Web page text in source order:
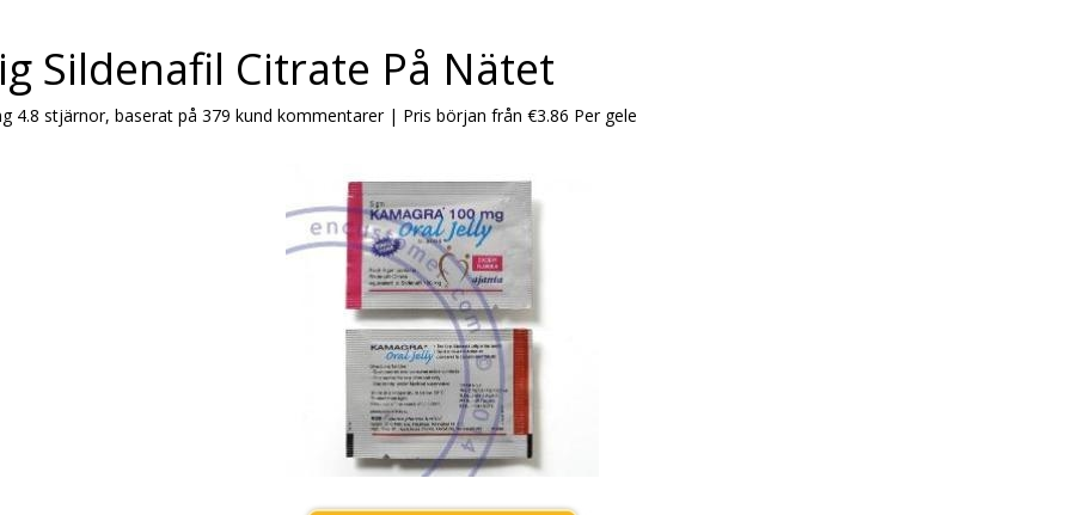
Sildenafil Citrate På Nätet
4.8 stjärnor, baserat på 379 kund kommentarer| Pris början från €3.86 Per gele